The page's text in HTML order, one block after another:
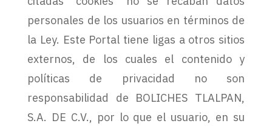
personales de los usuarios en términos de
la Ley. Este Portal tiene ligas a otros sitios
externos, de los cuales el contenido y
políticas de privacidad no son
responsabilidad de BOLICHES TLALPAN,
S.A. DE C.V., por lo que el usuario, en su